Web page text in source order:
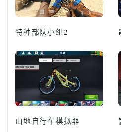
特种部队小组2
山地自行车模拟器